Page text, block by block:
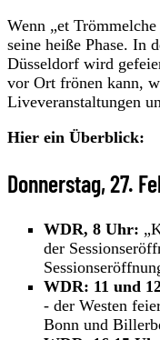
Wenn „et
seine heiße Phase. In
Düsseldorf wird
vor Ort frönen kann,
Liveveranstaltungen
Hier ein Überblick:
Donnerstag, 27.
WDR, 8 Uhr:
der
WDR: 11 und
- der Westen
Bonn und